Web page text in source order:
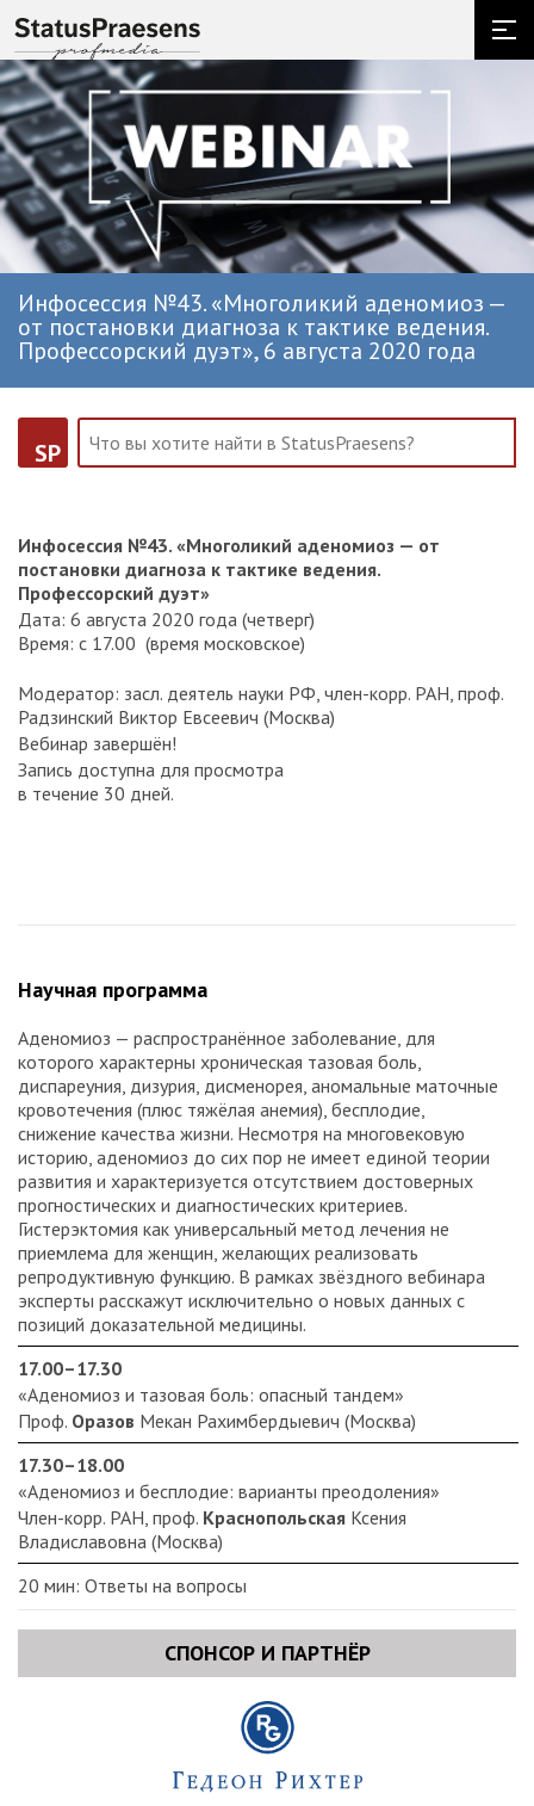
Инфосессия №43. «Многоликий аденомиоз —
от постановки диагноза к тактике ведения.
Профессорский дуэт», 6 августа 2020 года
SP
Инфосессия №43. «Многоликий аденомиоз — от
постановки диагноза к тактике ведения.
Профессорский дуэт»
Дата: 6 августа 2020 года (четверг)
Время: с 17.00 (время московское)
Модератор: засл. деятель науки РФ, член-корр. РАН, проф.
Радзинский Виктор Евсеевич (Москва)
Вебинар завершён!
Запись доступна для просмотра
в течение 30 дней.
Научная программа
Аденомиоз — распространённое заболевание, для
которого характерны хроническая тазовая боль,
диспареуния, дизурия, дисменорея, аномальные маточные
кровотечения (плюс тяжёлая анемия), бесплодие,
снижение качества жизни. Несмотря на многовековую
историю, аденомиоз до сих пор не имеет единой теории
развития и характеризуется отсутствием достоверных
прогностических и диагностических критериев.
Гистерэктомия как универсальный метод лечения не
приемлема для женщин, желающих реализовать
репродуктивную функцию. В рамках звёздного вебинара
эксперты расскажут исключительно о новых данных с
позиций доказательной медицины.
17.00–17.30
«Аденомиоз и тазовая боль: опасный тандем»
Проф. Оразов Мекан Рахимбердыевич (Москва)
17.30–18.00
«Аденомиоз и бесплодие: варианты преодоления»
Член-корр. РАН, проф. Краснопольская Ксения
Владиславовна (Москва)
20 мин: Ответы на вопросы
СПОНСОР И ПАРТНЁР